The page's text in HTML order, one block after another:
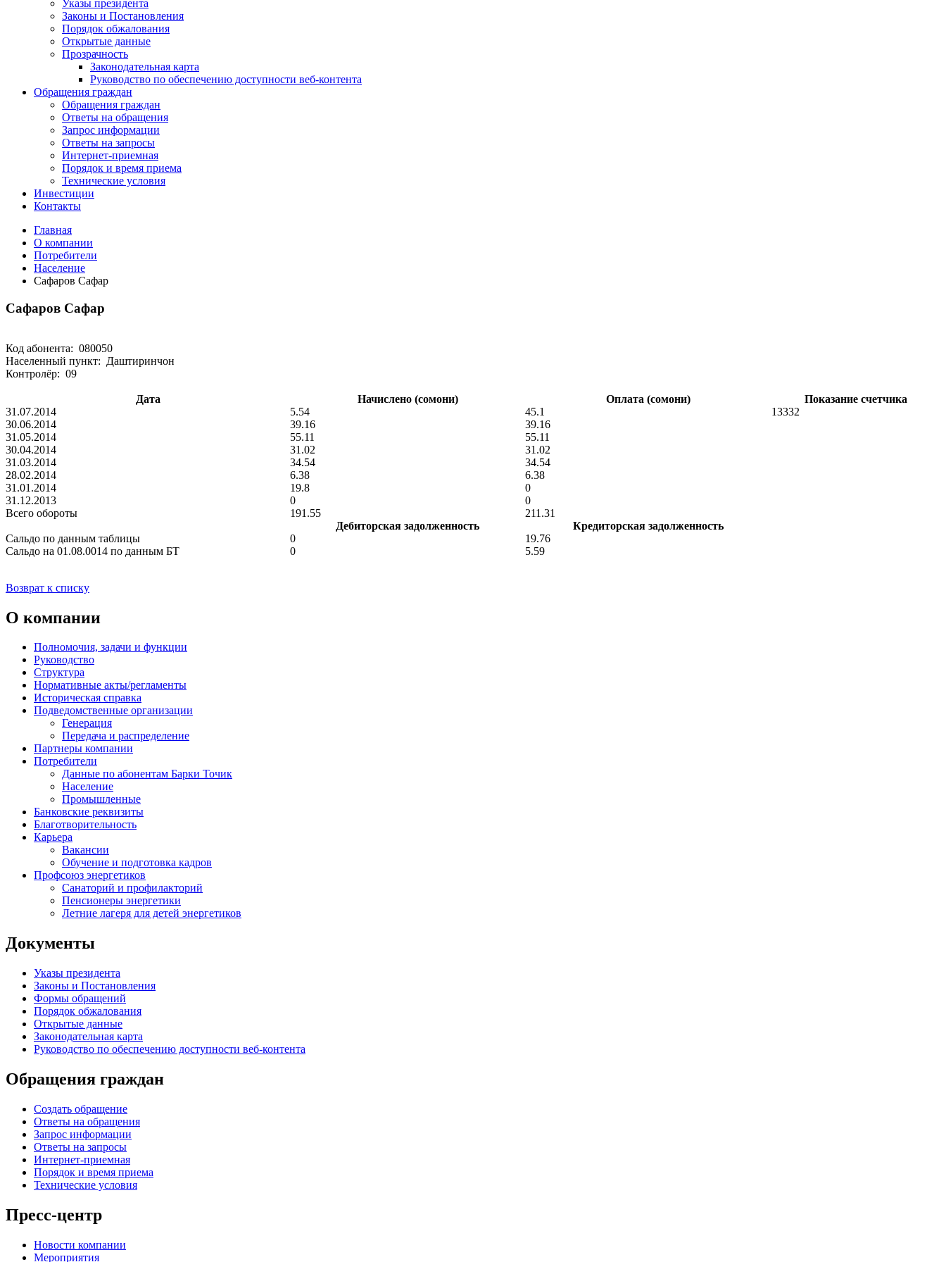
Указы президента
Законы и Постановления
Порядок обжалования
Открытые данные
Прозрачность
Законодательная карта
Руководство по обеспечению доступности веб-контента
Обращения граждан
Обращения граждан
Ответы на обращения
Запрос информации
Ответы на запросы
Интернет-приемная
Порядок и время приема
Технические условия
Инвестиции
Контакты
Главная
О компании
Потребители
Население
Сафаров Сафар
Сафаров Сафар
Код абонента: 080050
Населенный пункт: Даштиринчон
Контролёр: 09
Дата Начислено (сомони) Оплата (сомони)
Показание счетчика
31.07.2014
5.54 45.1
13332
30.06.2014
39.16
39.16
31.05.2014
55.11
55.11
30.04.2014
31.02
31.02
31.03.2014
34.54
34.54
28.02.2014
6.38
6.38
31.01.2014
19.8
0
31.12.2013
0
0
Всего обороты
191.55
211.31
Дебиторская задолженность
Кредиторская задолженность
Сальдо по данным таблицы
0
19.76
Сальдо на 01.08.0014 по данным БТ
0 5.59
Возврат к списку
О компании
Полномочия, задачи и функции
Руководство
Структура
Нормативные акты/регламенты
Историческая справка
Подведомственные организации
Генерация
Передача и распределение
Партнеры компании
Потребители
Данные по абонентам Барки Точик
Население
Промышленные
Банковские реквизиты
Благотворительность
Карьера
Вакансии
Обучение и подготовка кадров
Профсоюз энергетиков
Санаторий и профилакторий
Пенсионеры энергетики
Летние лагеря для детей энергетиков
Документы
Указы президента
Законы и Постановления
Формы обращений
Порядок обжалования
Открытые данные
Законодательная карта
Руководство по обеспечению доступности веб-контента
Обращения граждан
Создать обращение
Ответы на обращения
Запрос информации
Ответы на запросы
Интернет-приемная
Порядок и время приема
Технические условия
Пресс-центр
Новости компании
Мероприятия